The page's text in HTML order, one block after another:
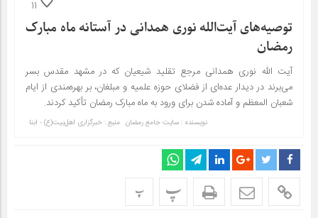
11
توصیه‌های آیت‌الله نوری همدانی در آستانه ماه مبارک
رمضان
آیت‌ الله نوری همدانی مرجع تقلید شیعیان که در مشهد مقدس بسر
می‌برند در دیدار عده‌ای از فضلای حوزه علمیه و مبلغان، بر بهره‌مندی از ایام
شعبان المعظم و آماده شدن برای ورود به ماه مبارک رمضان تأکید کردند.
نویسنده : سایت جامع رمضان منبع : خبرگزاری اهل‌بیت(ع) - ابنا
پ پ